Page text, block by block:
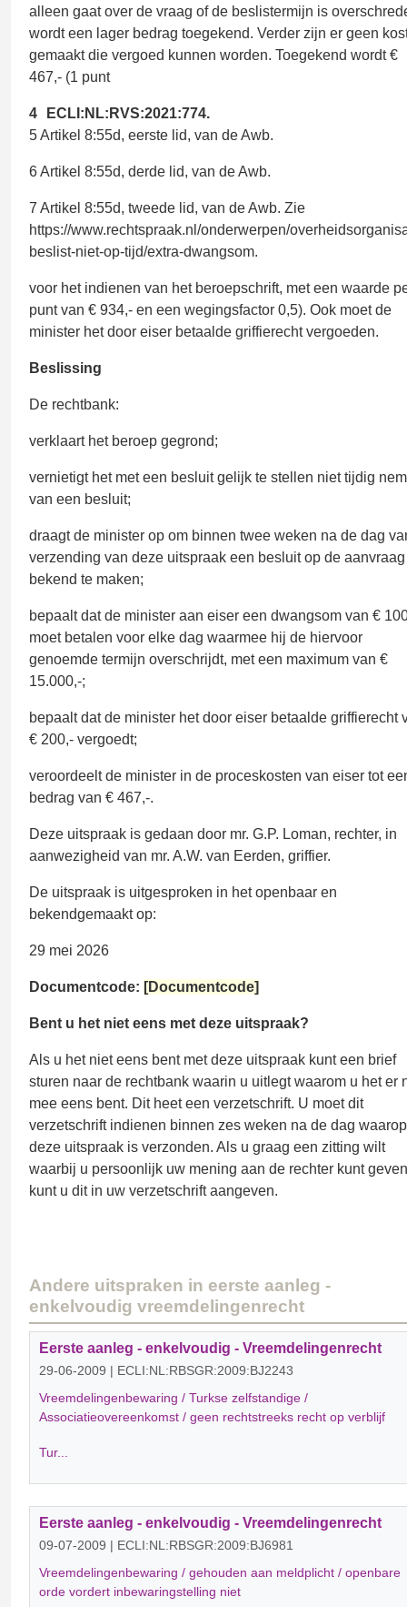
alleen gaat over de vraag of de beslistermijn is
wordt een lager bedrag toegekend. Verder zijn er geen
gemaakt die vergoed kunnen worden. Toegekend wordt €
467,- (1 punt
4
ECLI:NL:RVS:2021:774.
5 Artikel 8:55d, eerste lid, van de Awb.
6 Artikel 8:55d, derde lid, van de Awb.
7 Artikel 8:55d, tweede lid, van de Awb. Zie
https://www.rechtspraak.nl/onderwerpen/
beslist-niet-op-tijd/extra-dwangsom.
voor het indienen van het beroepschrift, met een waarde
punt van € 934,- en een wegingsfactor 0,5). Ook moet de
minister het door eiser betaalde griffierecht vergoeden.
Beslissing
De rechtbank:
verklaart het beroep gegrond;
vernietigt het met een besluit gelijk te stellen niet tijdig
van een besluit;
draagt de minister op om binnen twee weken na de dag
verzending van deze uitspraak een besluit op de aanvraag
bekend te maken;
bepaalt dat de minister aan eiser een dwangsom van €
moet betalen voor elke dag waarmee hij de hiervoor
genoemde termijn overschrijdt, met een maximum van €
15.000,-;
bepaalt dat de minister het door eiser betaalde griffierecht
€ 200,- vergoedt;
veroordeelt de minister in de proceskosten van eiser tot
bedrag van € 467,-.
Deze uitspraak is gedaan door mr. G.P. Loman, rechter, in
aanwezigheid van mr. A.W. van Eerden, griffier.
De uitspraak is uitgesproken in het openbaar en
bekendgemaakt op:
29 mei 2026
Documentcode: [Documentcode]
Bent u het niet eens met deze uitspraak?
Als u het niet eens bent met deze uitspraak kunt een brief
sturen naar de rechtbank waarin u uitlegt waarom u het er
mee eens bent. Dit heet een verzetschrift. U moet dit
verzetschrift indienen binnen zes weken na de dag waarop
deze uitspraak is verzonden. Als u graag een zitting wilt
waarbij u persoonlijk uw mening aan de rechter kunt
kunt u dit in uw verzetschrift aangeven.
Andere uitspraken in eerste aanleg -
enkelvoudig vreemdelingenrecht
Eerste aanleg - enkelvoudig - Vreemdelingenrecht
29-06-2009 | ECLI:NL:RBSGR:2009:BJ2243
Vreemdelingenbewaring / Turkse zelfstandige /
Associatieovereenkomst / geen rechtstreeks recht op verblijf
Tur...
Eerste aanleg - enkelvoudig - Vreemdelingenrecht
09-07-2009 | ECLI:NL:RBSGR:2009:BJ6981
Vreemdelingenbewaring / gehouden aan meldplicht / openbare
orde vordert inbewaringstelling niet